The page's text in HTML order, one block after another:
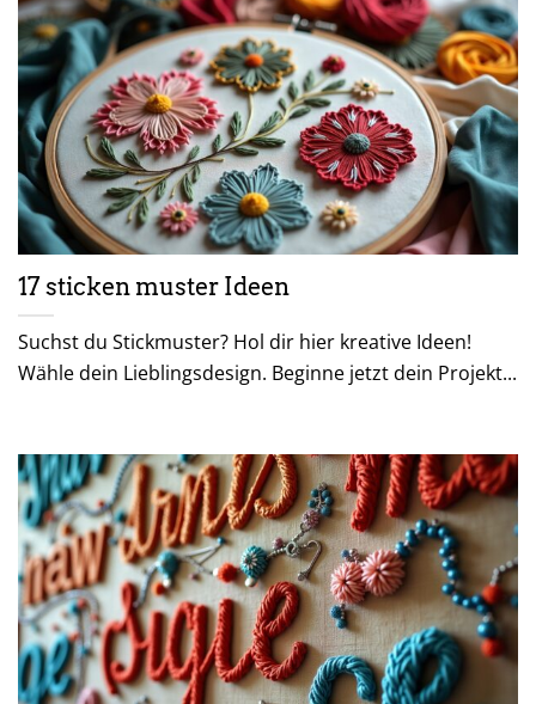
17 sticken muster Ideen
Suchst du Stickmuster? Hol dir hier kreative Ideen!
Wähle dein Lieblingsdesign. Beginne jetzt dein Projekt...